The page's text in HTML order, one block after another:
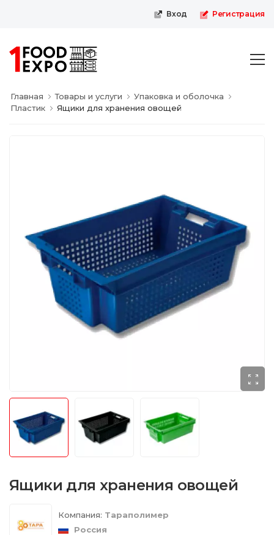
Первая пищевая онлайн-
Вход Регистрация
Главная Товары и услуги
Упаковка и оболочка
Пластик
Ящики для хранения овощей
Ящики для хранения овощей
Компания: Тараполимер
Россия